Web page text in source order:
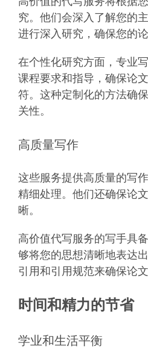
究。他们会深入了解您的
进行深入研究，确保您的论
在个性化研究方面，专业
课程要求和指导，确保论
符。这种定制化的方法确
关性。
高质量写作
这些服务提供高质量的写
精细处理。他们还确保论
晰。
高价值代写服务的写手具
够将您的思想清晰地表达
引用和引用规范来确保论
时间和精力的节省
学业和生活平衡